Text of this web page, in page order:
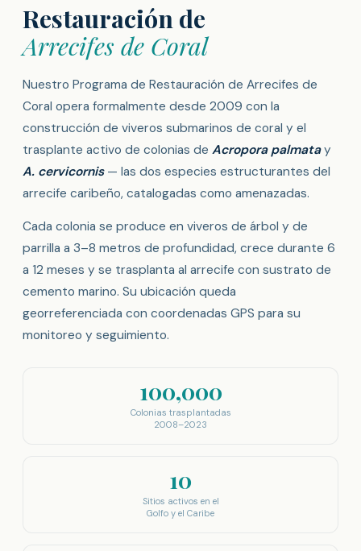
Restauración de
Arrecifes de Coral
Nuestro Programa de Restauración de Arrecifes de
Coral opera formalmente desde 2009 con la
construcción de viveros submarinos de coral y el
trasplante activo de colonias de Acropora palmatay
A. cervicornis— las dos especies estructurantes del
arrecife caribeño, catalogadas como amenazadas.
Cada colonia se produce en viveros de árbol y de
parrilla a 3–8 metros de profundidad, crece durante 6
a 12 meses y se trasplanta al arrecife con sustrato de
cemento marino. Su ubicación queda
georreferenciada con coordenadas GPS para su
monitoreo y seguimiento.
100,000
Colonias trasplantadas
2008–2023
10
Sitios activos en el
Golfo y el Caribe